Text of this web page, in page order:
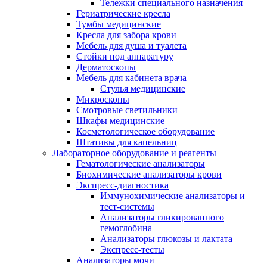
Тележки специального назначения
Гериатрические кресла
Тумбы медицинские
Кресла для забора крови
Мебель для душа и туалета
Стойки под аппаратуру
Дерматоскопы
Мебель для кабинета врача
Стулья медицинские
Микроскопы
Смотровые светильники
Шкафы медицинские
Косметологическое оборудование
Штативы для капельниц
Лабораторное оборудование и реагенты
Гематологические анализаторы
Биохимические анализаторы крови
Экспресс-диагностика
Иммунохимические анализаторы и
тест-системы
Анализаторы гликированного
гемоглобина
Анализаторы глюкозы и лактата
Экспресс-тесты
Анализаторы мочи